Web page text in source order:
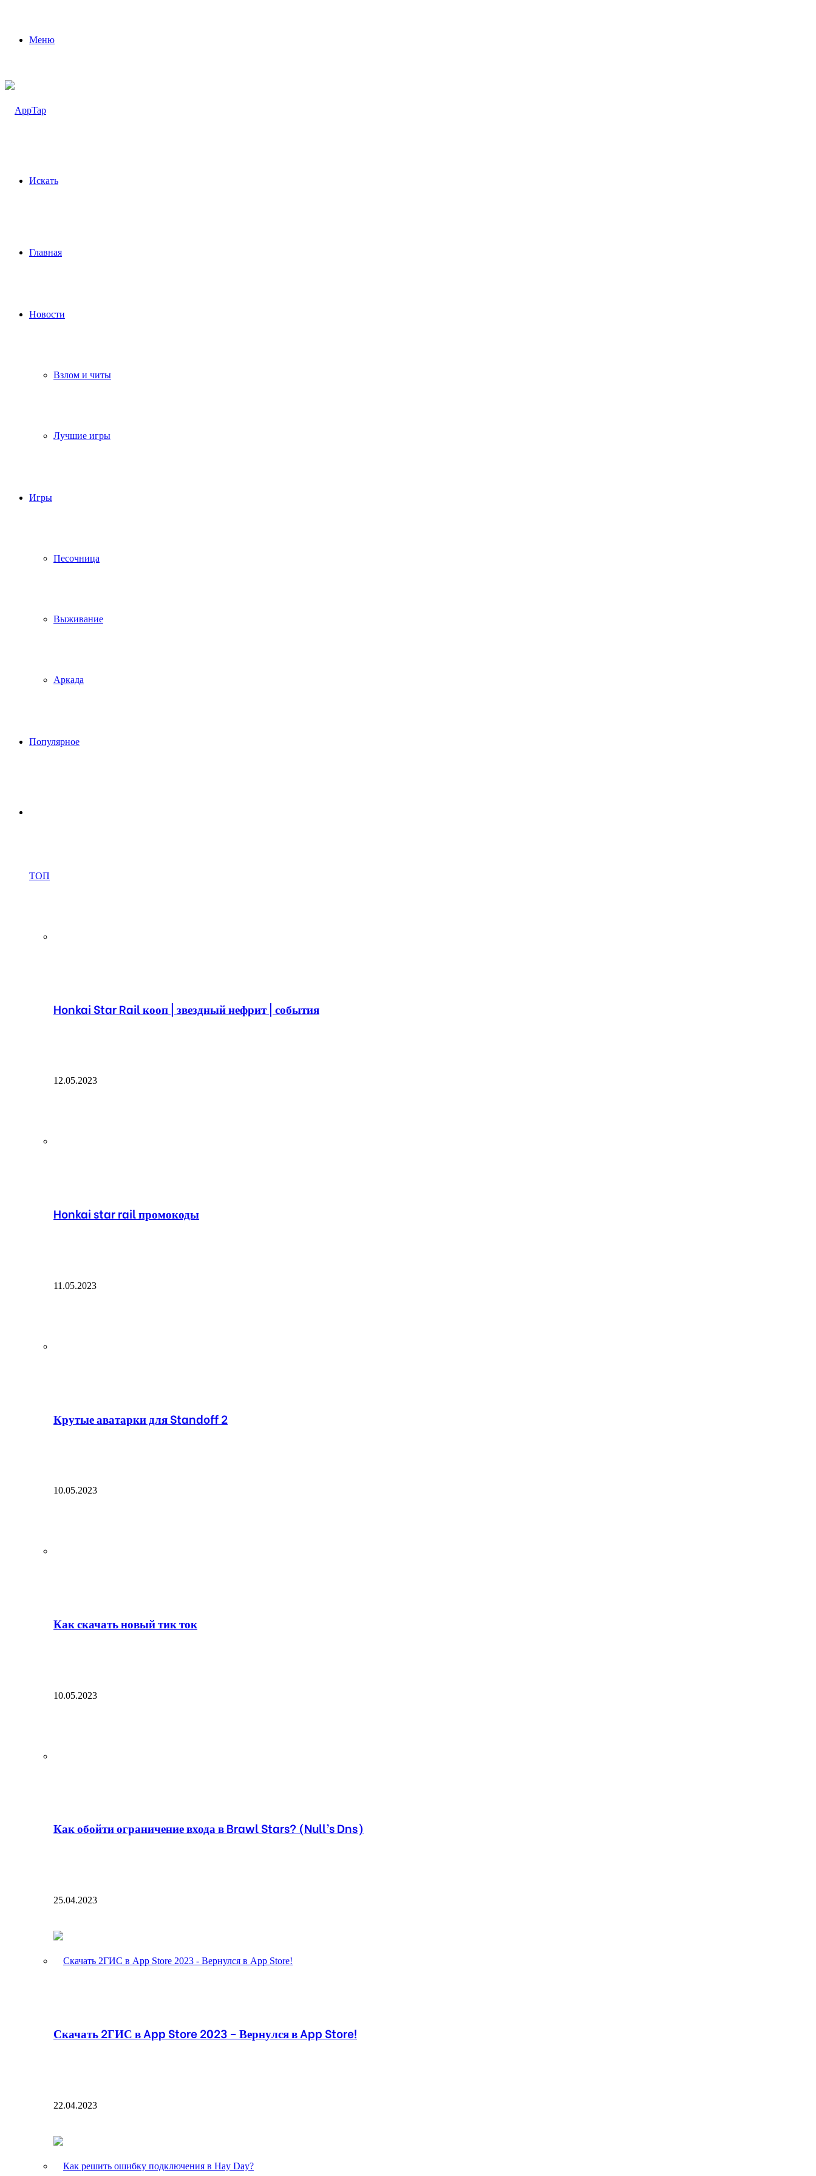
Меню
Искать
Главная
Новости
Взлом и читы
Лучшие игры
Игры
Песочница
Выживание
Аркада
Популярное
ТОП
Honkai Star Rail кооп | звездный нефрит | события
12.05.2023
Honkai star rail промокоды
11.05.2023
Крутые аватарки для Standoff 2
10.05.2023
Как скачать новый тик ток
10.05.2023
Как обойти ограничение входа в Brawl Stars? (Null’s Dns)
25.04.2023
Скачать 2ГИС в App Store 2023 – Вернулся в App Store!
22.04.2023